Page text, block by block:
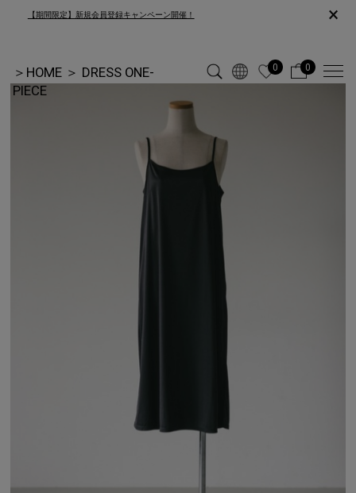
【期間限定】新規会員登録キャンペーン開催！ ×
＞ HOME ＞ DRESS ONE-
PIECE
0 0